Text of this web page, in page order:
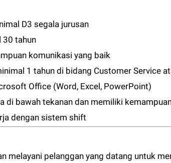
D3 segala jurusan
30 tahun
komunikasi yang baik
1 tahun di bidang Customer Service
Office (Word, Excel, PowerPoint)
di bawah tekanan dan memiliki
dengan sistem shift
melayani pelanggan yang datang untuk